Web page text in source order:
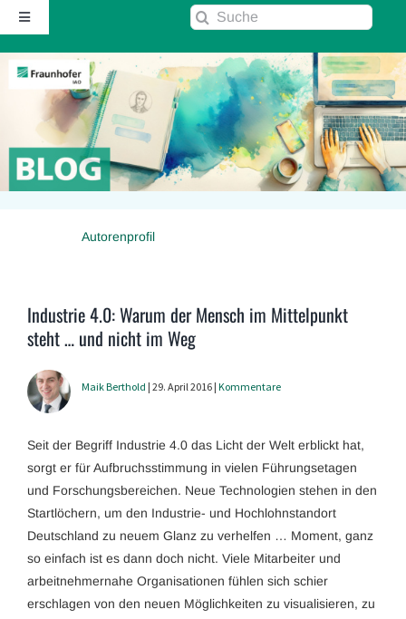
Zum
Inhalt
springen
Toggle
Navigation
Startseite
Über diesen Blog
Kontakt
Kommentarrichtlinie
Suche
Autorenprofil
Industrie 4.0: Warum der Mensch im Mittelpunkt
steht … und nicht im Weg
Maik Berthold | 29. April 2016 | Kommentare
Seit der Begriff Industrie 4.0 das Licht der Welt erblickt hat,
sorgt er für Aufbruchsstimmung in vielen Führungsetagen
und Forschungsbereichen. Neue Technologien stehen in den
Startlöchern, um den Industrie- und Hochlohnstandort
Deutschland zu neuem Glanz zu verhelfen … Moment, ganz
so einfach ist es dann doch nicht. Viele Mitarbeiter und
arbeitnehmernahe Organisationen fühlen sich schier
erschlagen von den neuen Möglichkeiten zu visualisieren, zu